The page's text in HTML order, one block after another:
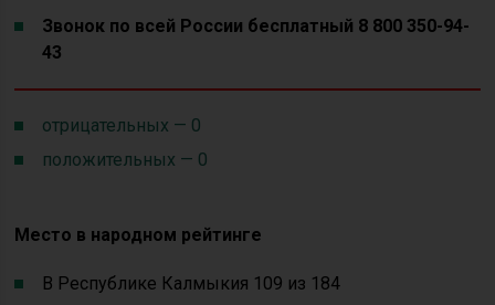
Звонок по всей России бесплатный 8 800 350-94-
43
отрицательных — 0
положительных — 0
Место в народном рейтинге
В Республике Калмыкия 109 из 184